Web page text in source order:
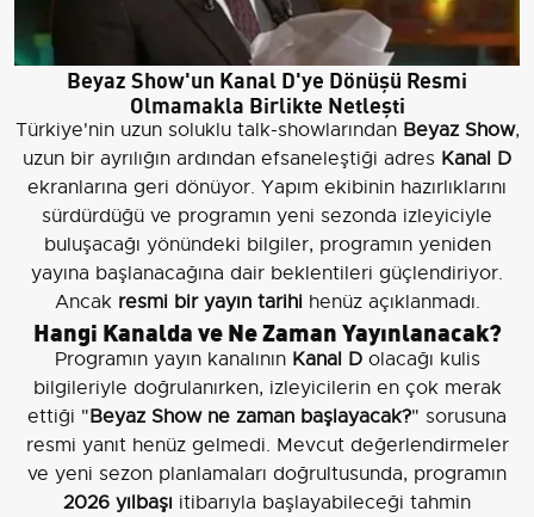
Beyaz Show'un Kanal D'ye Dönüşü Resmi
Olmamakla Birlikte Netleşti
Türkiye'nin uzun soluklu talk-showlarından Beyaz Show,
uzun bir ayrılığın ardından efsaneleştiği adres Kanal D
ekranlarına geri dönüyor. Yapım ekibinin hazırlıklarını
sürdürdüğü ve programın yeni sezonda izleyiciyle
buluşacağı yönündeki bilgiler, programın yeniden
yayına başlanacağına dair beklentileri güçlendiriyor.
Ancak resmi bir yayın tarihihenüz açıklanmadı.
Hangi Kanalda ve Ne Zaman Yayınlanacak?
Programın yayın kanalının Kanal Dolacağı kulis
bilgileriyle doğrulanırken, izleyicilerin en çok merak
ettiği "Beyaz Show ne zaman başlayacak?" sorusuna
resmi yanıt henüz gelmedi. Mevcut değerlendirmeler
ve yeni sezon planlamaları doğrultusunda, programın
2026 yılbaşı itibarıyla başlayabileceği tahmin